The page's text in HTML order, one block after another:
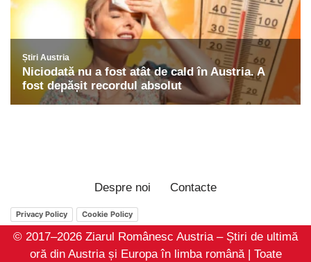
Despre noi Contacte
Privacy Policy Cookie Policy
© 2017–2026 Ziarul Românesc Austria – Știri de ultimă
oră din Austria și Europa în limba română | Toate